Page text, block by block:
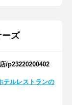
ーズ
/p23220200402
テルレストランの